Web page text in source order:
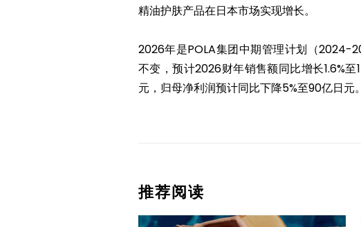
精油护肤产品在日本市场实现增长。
2026年是POLA集团中期管理计划（2024-
不变，预计2026财年销售额同比增长1.6%
元，归母净利润预计同比下降5%至90亿日元。
推荐阅读